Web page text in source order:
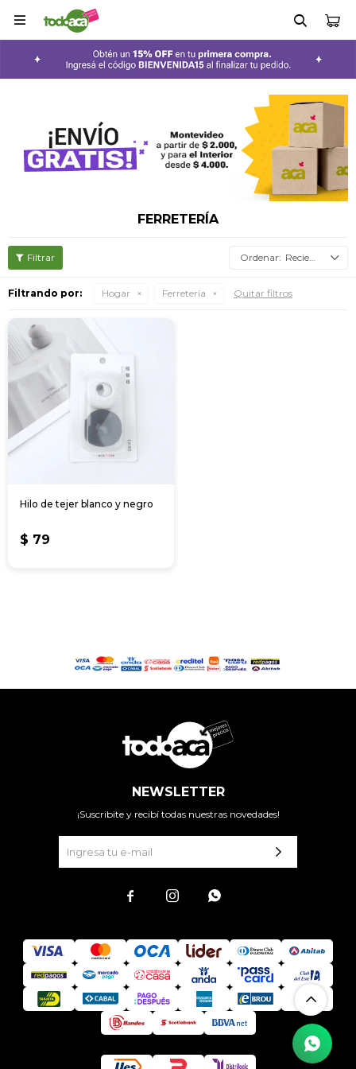

FERRETERÍA
Recientes
Filtrando por: Hogar Ferretería Quitar filtros
Hilo de tejer blanco y negro
$ 79
NEWSLETTER
¡Suscribite y recibí todas nuestras novedades!
  